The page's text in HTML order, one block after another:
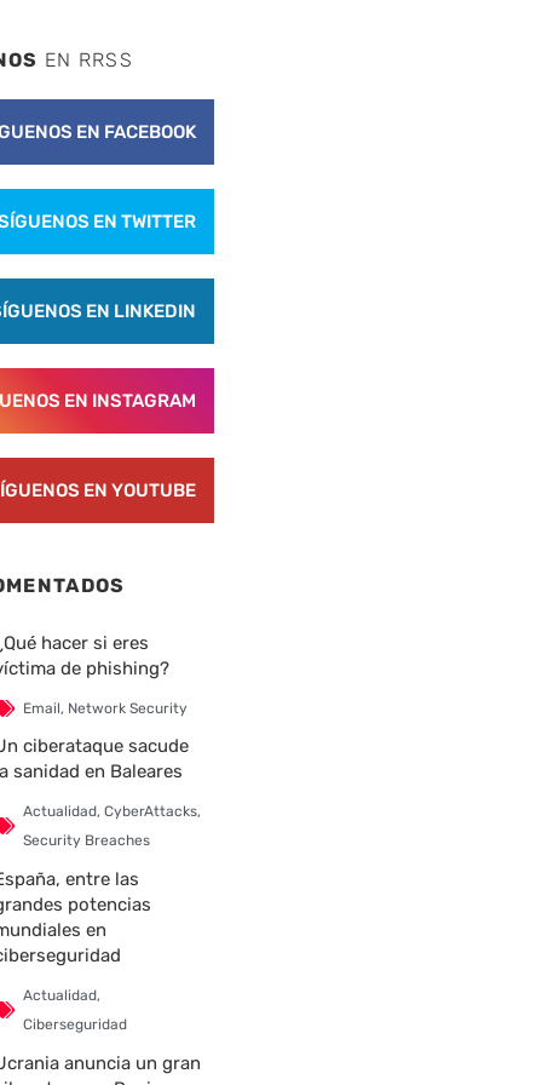
EN RRSS
EN FACEBOOK
EN TWITTER
EN LINKEDIN
EN INSTAGRAM
EN YOUTUBE
hacer si eres
de phishing?
Email, Network Security
ciberataque sacude
sanidad en Baleares
Actualidad, CyberAttacks,
Security Breaches
entre las
potencias
en
Actualidad,
Ciberseguridad
anuncia un gran